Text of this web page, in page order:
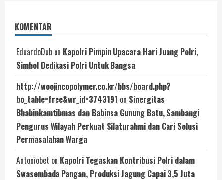
KOMENTAR
EduardoDub on Kapolri Pimpin Upacara Hari Juang Polri,
Simbol Dedikasi Polri Untuk Bangsa
http://woojincopolymer.co.kr/bbs/board.php?
bo_table=free&wr_id=3743191 on Sinergitas
Bhabinkamtibmas dan Babinsa Gunung Batu, Sambangi
Pengurus Wilayah Perkuat Silaturahmi dan Cari Solusi
Permasalahan Warga
Antoniobet on Kapolri Tegaskan Kontribusi Polri dalam
Swasembada Pangan, Produksi Jagung Capai 3,5 Juta